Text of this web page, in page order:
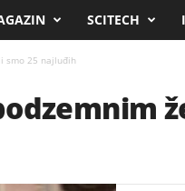
SCITECH
smo 25 najluđih